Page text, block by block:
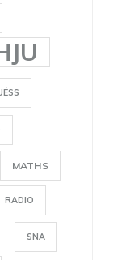
MATHS
RADIO
SNA